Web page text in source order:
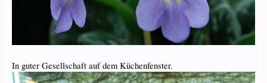
In guter Gesellschaft auf dem Küchenfenster.